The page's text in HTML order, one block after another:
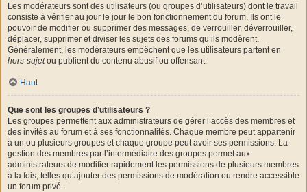
Les modérateurs sont des utilisateurs (ou groupes d’utilisateurs) dont le travail
consiste à vérifier au jour le jour le bon fonctionnement du forum. Ils ont le
pouvoir de modifier ou supprimer des messages, de verrouiller, déverrouiller,
déplacer, supprimer et diviser les sujets des forums qu’ils modèrent.
Généralement, les modérateurs empêchent que les utilisateurs partent en
hors-sujetou publient du contenu abusif ou offensant.
Haut
Que sont les groupes d’utilisateurs ?
Les groupes permettent aux administrateurs de gérer l’accès des membres et
des invités au forum et à ses fonctionnalités. Chaque membre peut appartenir
à un ou plusieurs groupes et chaque groupe peut avoir ses permissions. La
gestion des membres par l’intermédiaire des groupes permet aux
administrateurs de modifier rapidement les permissions de plusieurs membres
à la fois, telles qu’ajouter des permissions de modération ou rendre accessible
un forum privé.